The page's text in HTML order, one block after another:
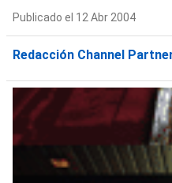
Publicado el 12 Abr 2004
Redacción Channel